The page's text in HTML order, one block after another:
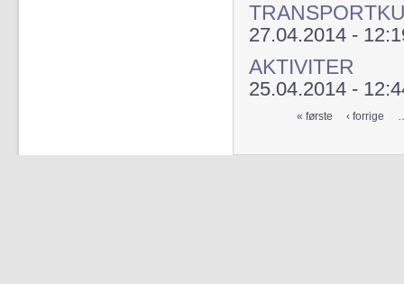
27.04.2014 -
AKTIVITER
25.04.2014 -
« første ‹ forrige